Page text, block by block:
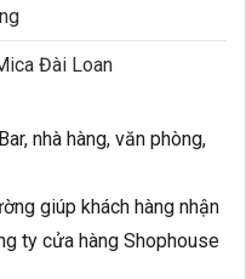
Đài Loan
nhà hàng, văn phòng,
giúp khách hàng nhận
ty cửa hàng Shophouse